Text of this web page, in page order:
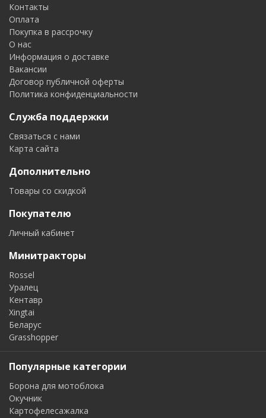
Контакты
Оплата
Покупка в рассрочку
О нас
Информация о доставке
Вакансии
Договор публичной оферты
Политика конфиденциальности
Служба поддержки
Связаться с нами
Карта сайта
Дополнительно
Товары со скидкой
Покупателю
Личный кабинет
Минитракторы
Rossel
Уралец
Кентавр
Xingtai
Беларус
Grasshopper
Популярные категории
Борона для мотоблока
Окучник
Картофелесажалка